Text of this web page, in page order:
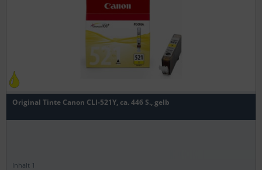
Original Tinte Canon CLI-521Y, ca. 446 S., gelb
Inhalt 1